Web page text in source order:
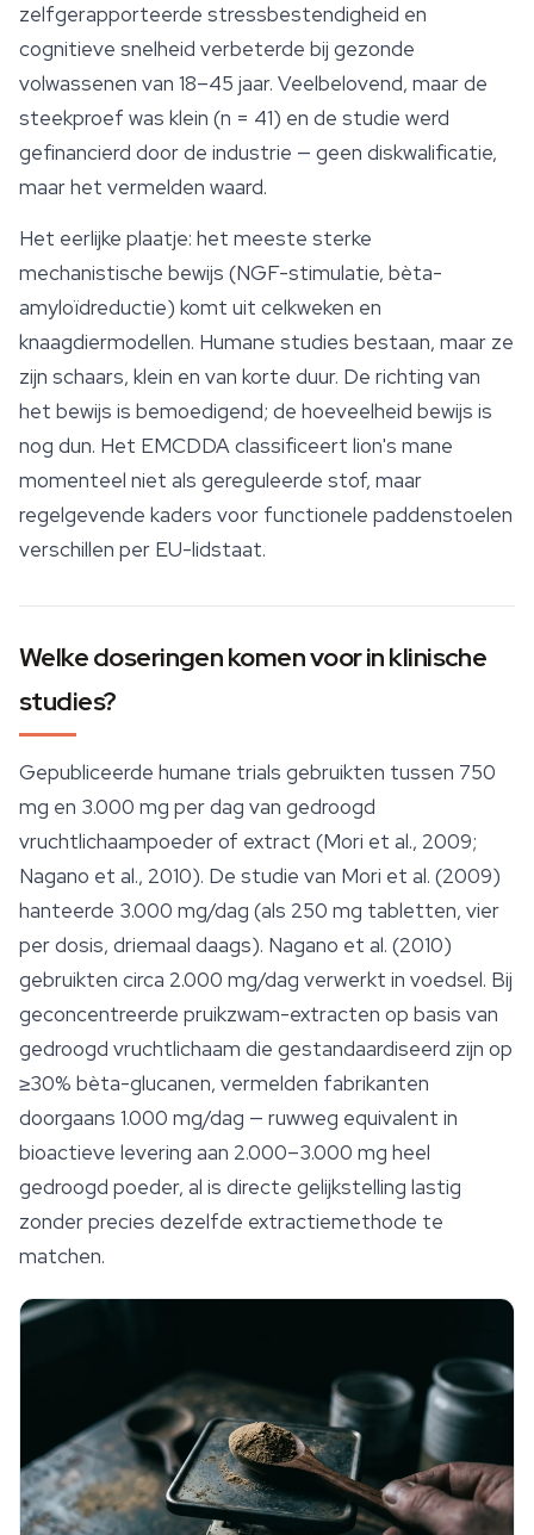
zelfgerapporteerde stressbestendigheid en
cognitieve snelheid verbeterde bij gezonde
volwassenen van 18–45 jaar. Veelbelovend, maar de
steekproef was klein (n = 41) en de studie werd
gefinancierd door de industrie — geen diskwalificatie,
maar het vermelden waard.
Het eerlijke plaatje: het meeste sterke
mechanistische bewijs (NGF-stimulatie, bèta-
amyloïdreductie) komt uit celkweken en
knaagdiermodellen. Humane studies bestaan, maar ze
zijn schaars, klein en van korte duur. De richting van
het bewijs is bemoedigend; de hoeveelheid bewijs is
nog dun. Het EMCDDA classificeert lion's mane
momenteel niet als gereguleerde stof, maar
regelgevende kaders voor functionele paddenstoelen
verschillen per EU-lidstaat.
Welke doseringen komen voor in klinische
studies?
Gepubliceerde humane trials gebruikten tussen 750
mg en 3.000 mg per dag van gedroogd
vruchtlichaampoeder of extract (Mori et al., 2009;
Nagano et al., 2010). De studie van Mori et al. (2009)
hanteerde 3.000 mg/dag (als 250 mg tabletten, vier
per dosis, driemaal daags). Nagano et al. (2010)
gebruikten circa 2.000 mg/dag verwerkt in voedsel. Bij
geconcentreerde pruikzwam-extracten op basis van
gedroogd vruchtlichaam die gestandaardiseerd zijn op
≥30% bèta-glucanen, vermelden fabrikanten
doorgaans 1.000 mg/dag — ruwweg equivalent in
bioactieve levering aan 2.000–3.000 mg heel
gedroogd poeder, al is directe gelijkstelling lastig
zonder precies dezelfde extractiemethode te
matchen.